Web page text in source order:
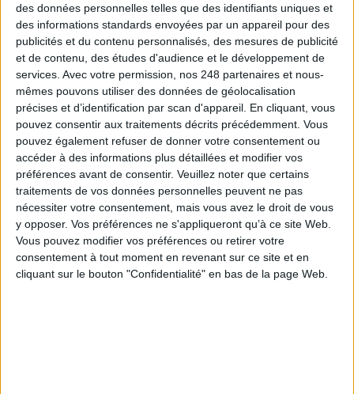
des données personnelles telles que des identifiants uniques et
des informations standards envoyées par un appareil pour des
publicités et du contenu personnalisés, des mesures de publicité
et de contenu, des études d'audience et le développement de
services. Avec votre permission, nos 248 partenaires et nous-
mêmes pouvons utiliser des données de géolocalisation
précises et d’identification par scan d'appareil. En cliquant, vous
pouvez consentir aux traitements décrits précédemment. Vous
pouvez également refuser de donner votre consentement ou
accéder à des informations plus détaillées et modifier vos
préférences avant de consentir. Veuillez noter que certains
traitements de vos données personnelles peuvent ne pas
nécessiter votre consentement, mais vous avez le droit de vous
y opposer. Vos préférences ne s'appliqueront qu’à ce site Web.
Vous pouvez modifier vos préférences ou retirer votre
consentement à tout moment en revenant sur ce site et en
cliquant sur le bouton "Confidentialité" en bas de la page Web.
Connectez-vous inscrivez-vous pour publier un commentaire
À LIRE SUR ARCHIMAG
IA en entreprise : encadrer les usages sans
freiner l’expérimentation
Le signalement de contenus générés par l'IA
devient obligatoire à partir du 2 août